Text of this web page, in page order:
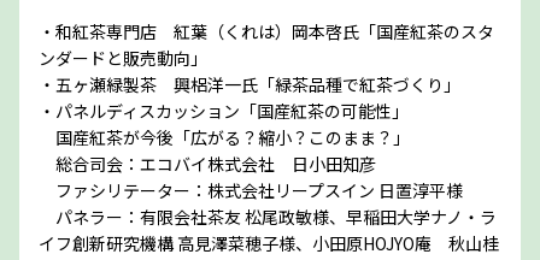
・和紅茶専門店 紅葉（くれは）岡本啓氏「国産紅茶のスタ
ンダードと販売動向」
・五ヶ瀬緑製茶 興梠洋一氏「緑茶品種で紅茶づくり」
・パネルディスカッション「国産紅茶の可能性」
国産紅茶が今後「広がる？縮小？このまま？」
総合司会：エコバイ株式会社 日小田知彦
ファシリテーター：株式会社リープスイン 日置淳平様
パネラー：有限会社茶友 松尾政敏様、早稲田大学ナノ・ラ
イフ創新研究機構 高見澤菜穂子様、小田原HOJYO庵 秋山桂